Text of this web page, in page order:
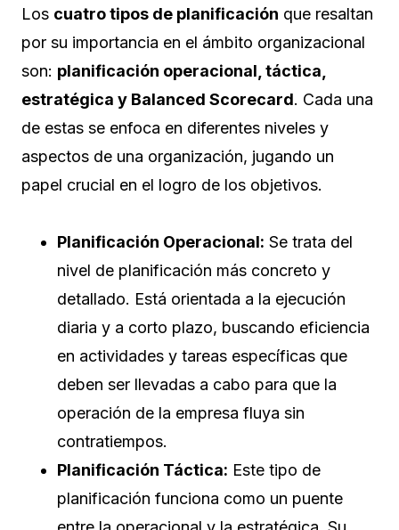
Los cuatro tipos de planificación que resaltan
por su importancia en el ámbito organizacional
son: planificación operacional, táctica,
estratégica y Balanced Scorecard. Cada una
de estas se enfoca en diferentes niveles y
aspectos de una organización, jugando un
papel crucial en el logro de los objetivos.
Planificación Operacional: Se trata del
nivel de planificación más concreto y
detallado. Está orientada a la ejecución
diaria y a corto plazo, buscando eficiencia
en actividades y tareas específicas que
deben ser llevadas a cabo para que la
operación de la empresa fluya sin
contratiempos.
Planificación Táctica: Este tipo de
planificación funciona como un puente